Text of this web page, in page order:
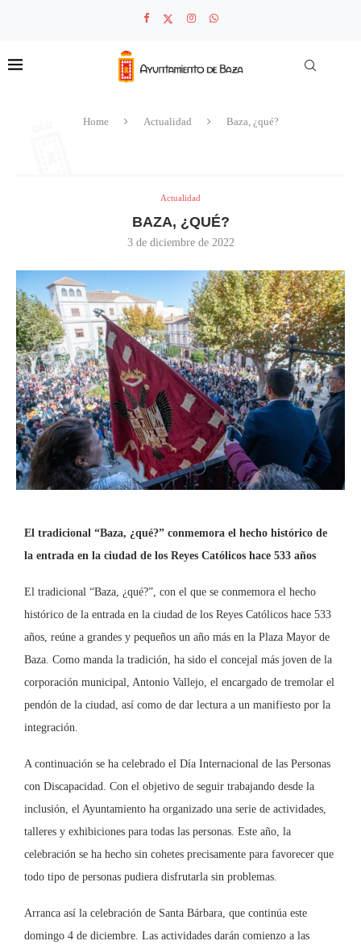
Home Actualidad Baza, ¿qué?
Actualidad
BAZA, ¿QUÉ?
3 de diciembre de 2022
El tradicional “Baza, ¿qué?” conmemora el hecho histórico de
la entrada en la ciudad de los Reyes Católicos hace 533 años
El tradicional “Baza, ¿qué?”, con el que se conmemora el hecho
histórico de la entrada en la ciudad de los Reyes Católicos hace 533
años, reúne a grandes y pequeños un año más en la Plaza Mayor de
Baza. Como manda la tradición, ha sido el concejal más joven de la
corporación municipal, Antonio Vallejo, el encargado de tremolar el
pendón de la ciudad, así como de dar lectura a un manifiesto por la
integración.
A continuación se ha celebrado el Día Internacional de las Personas
con Discapacidad. Con el objetivo de seguir trabajando desde la
inclusión, el Ayuntamiento ha organizado una serie de actividades,
talleres y exhibiciones para todas las personas. Este año, la
celebración se ha hecho sin cohetes precisamente para favorecer que
todo tipo de personas pudiera disfrutarla sin problemas.
Arranca así la celebración de Santa Bárbara, que continúa este
domingo 4 de diciembre. Las actividades darán comienzo a las